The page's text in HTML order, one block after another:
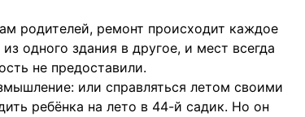
родителей, ремонт происходит каждое
одного здания в другое, и мест всегда
не предоставили.
или справляться летом своими
ребёнка на лето в 44-й садик. Но он